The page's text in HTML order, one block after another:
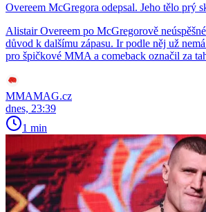
Overeem McGregora odepsal. Jeho tělo prý
Alistair Overeem po McGregorově
důvod k dalšímu zápasu. Ir podle něj už
pro špičkové MMA a comeback označil za
MMAMAG.cz
dnes, 23:39
1 min